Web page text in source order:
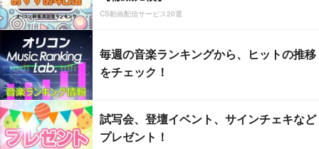
CS動画配信サービス20選
毎週の音楽ランキングから、ヒットの推移
をチェック！
試写会、登壇イベント、サインチェキなど
プレゼント！